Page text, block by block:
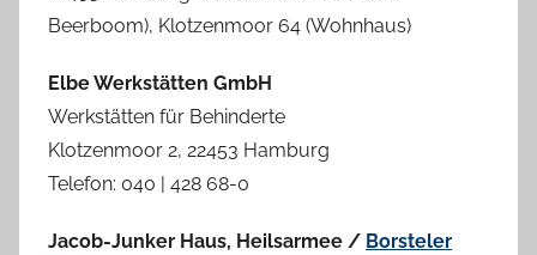
Beerboom), Klotzenmoor 64 (Wohnhaus)
Elbe Werkstätten GmbH
Werkstätten für Behinderte
Klotzenmoor 2, 22453 Hamburg
Telefon: 040 | 428 68-0
Jacob-Junker Haus, Heilsarmee / Borsteler